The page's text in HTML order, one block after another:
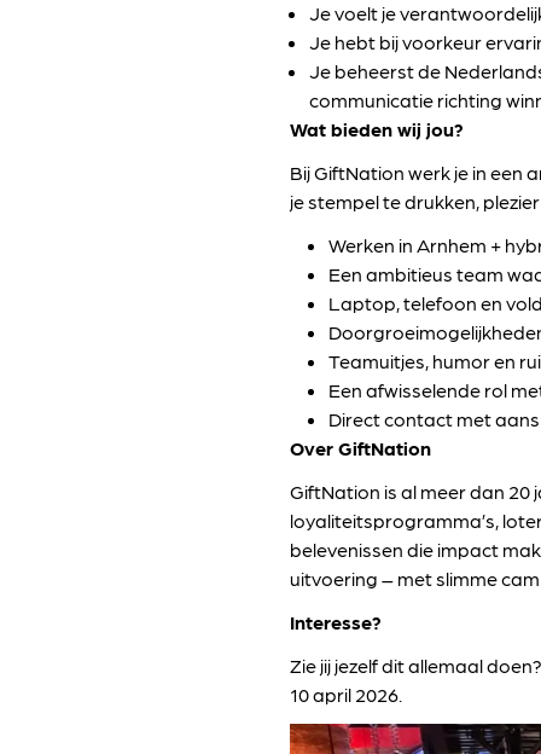
Je voelt je
Je hebt bij voorkeur
Je beheerst de
communicatie richting
Wat bieden wij jou?
Bij GiftNation werk je in een
je stempel te drukken,
Werken in Arnhem +
Een ambitieus team
Laptop, telefoon en
Teamuitjes, humor en
Een afwisselende rol
Direct contact met
Over GiftNation
GiftNation is al meer dan 20
loyaliteitsprogramma’s,
belevenissen die impact
uitvoering – met slimme
Interesse?
Zie jij jezelf dit allemaal
10 april 2026.